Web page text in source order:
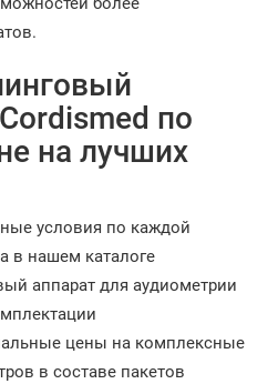
по
на лучших
условия по каждой
в нашем каталоге
аппарат для аудиометрии
цены на комплексные
в составе пакетов